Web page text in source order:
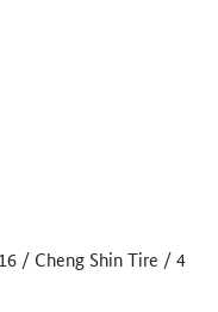
/ Cheng Shin Tire / 4